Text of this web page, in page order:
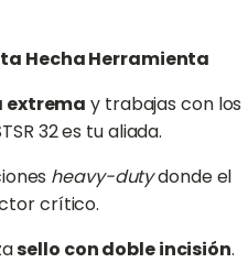
Hecha Herramienta
extrema y trabajas con los
32 es tu aliada.
heavy-dutydonde el
crítico.
sello con doble incisión.